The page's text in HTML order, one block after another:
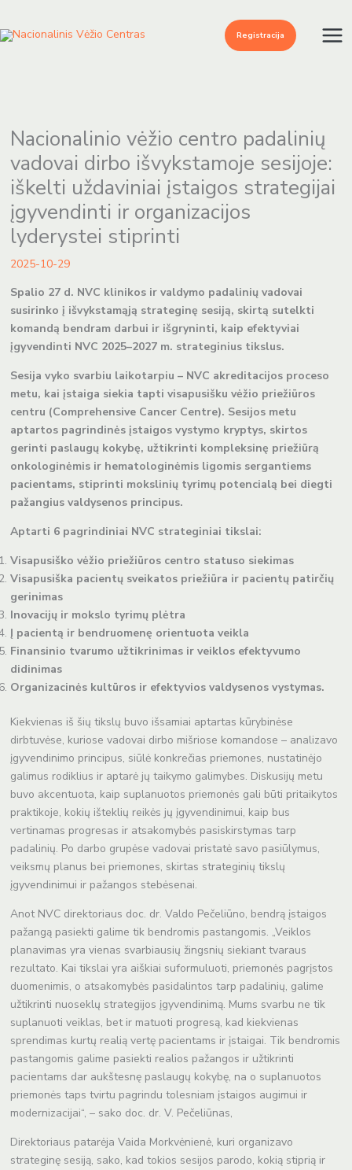
prie
Registracija
Nacionalinio vėžio centro padalinių
vadovai dirbo išvykstamoje sesijoje:
iškelti uždaviniai įstaigos strategijai
įgyvendinti ir organizacijos
lyderystei stiprinti
2025-10-29
Spalio 27 d. NVC klinikos ir valdymo padalinių vadovai
susirinko į išvykstamąją strateginę sesiją, skirtą sutelkti
komandą bendram darbui ir išgryninti, kaip efektyviai
įgyvendinti NVC 2025–2027 m. strateginius tikslus.
Sesija vyko svarbiu laikotarpiu – NVC akreditacijos proceso
metu, kai įstaiga siekia tapti visapusišku vėžio priežiūros
centru (Comprehensive Cancer Centre). Sesijos metu
aptartos pagrindinės įstaigos vystymo kryptys, skirtos
gerinti paslaugų kokybę, užtikrinti kompleksinę priežiūrą
onkologinėmis ir hematologinėmis ligomis sergantiems
pacientams, stiprinti mokslinių tyrimų potencialą bei diegti
pažangius valdysenos principus.
Aptarti 6 pagrindiniai NVC strateginiai tikslai:
Visapusiško vėžio priežiūros centro statuso siekimas
Visapusiška pacientų sveikatos priežiūra ir pacientų patirčių
gerinimas
Inovacijų ir mokslo tyrimų plėtra
Į pacientą ir bendruomenę orientuota veikla
Finansinio tvarumo užtikrinimas ir veiklos efektyvumo
didinimas
Organizacinės kultūros ir efektyvios valdysenos vystymas.
Kiekvienas iš šių tikslų buvo išsamiai aptartas kūrybinėse
dirbtuvėse, kuriose vadovai dirbo mišriose komandose – analizavo
įgyvendinimo principus, siūlė konkrečias priemones, nustatinėjo
galimus rodiklius ir aptarė jų taikymo galimybes. Diskusijų metu
buvo akcentuota, kaip suplanuotos priemonės gali būti pritaikytos
praktikoje, kokių išteklių reikės jų įgyvendinimui, kaip bus
vertinamas progresas ir atsakomybės pasiskirstymas tarp
padalinių. Po darbo grupėse vadovai pristatė savo pasiūlymus,
veiksmų planus bei priemones, skirtas strateginių tikslų
įgyvendinimui ir pažangos stebėsenai.
Anot NVC direktoriaus doc. dr. Valdo Pečeliūno, bendrą įstaigos
pažangą pasiekti galime tik bendromis pastangomis. „Veiklos
planavimas yra vienas svarbiausių žingsnių siekiant tvaraus
rezultato. Kai tikslai yra aiškiai suformuluoti, priemonės pagrįstos
duomenimis, o atsakomybės pasidalintos tarp padalinių, galime
užtikrinti nuoseklų strategijos įgyvendinimą. Mums svarbu ne tik
suplanuoti veiklas, bet ir matuoti progresą, kad kiekvienas
sprendimas kurtų realią vertę pacientams ir įstaigai. Tik bendromis
pastangomis galime pasiekti realios pažangos ir užtikrinti
pacientams dar aukštesnę paslaugų kokybę, na o suplanuotos
priemonės taps tvirtu pagrindu tolesniam įstaigos augimui ir
modernizacijai“, – sako doc. dr. V. Pečeliūnas,
Direktoriaus patarėja Vaida Morkvėnienė, kuri organizavo
strateginę sesiją, sako, kad tokios sesijos parodo, kokią stiprią ir